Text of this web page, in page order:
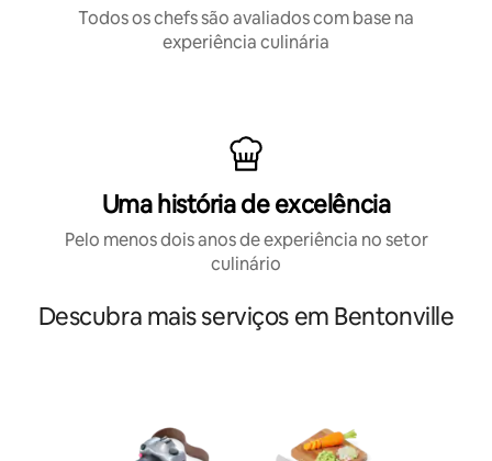
Todos os chefs são avaliados com base na
experiência culinária
Uma história de excelência
Pelo menos dois anos de experiência no setor
culinário
Descubra mais serviços em Bentonville